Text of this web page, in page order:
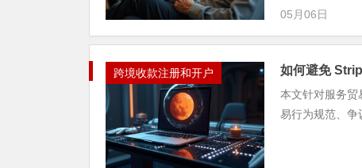
05月06日
跨境收款注册和开户 如何避免
本文针对服务贸
易行为规范、争